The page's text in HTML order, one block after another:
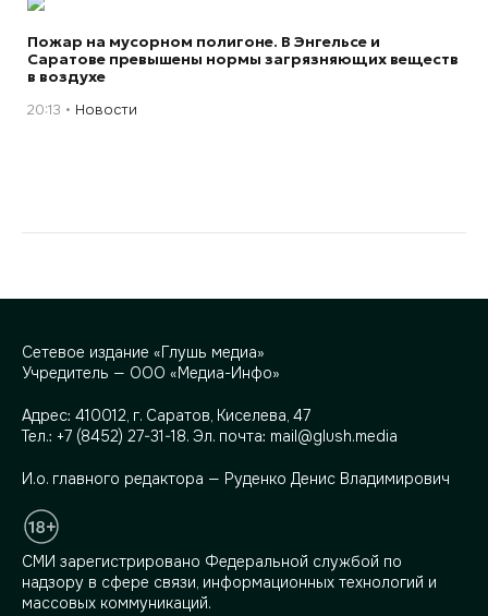
Пожар на мусорном полигоне. В Энгельсе и
Саратове превышены нормы загрязняющих веществ
в воздухе
20:13 Новости
Сетевое издание «Глушь медиа»
Учредитель — ООО «Медиа-Инфо»
Адрес: 410012, г. Саратов, Киселева, 47
Тел.: +7 (8452) 27-31-18. Эл. почта: mail@glush.media
И.о. главного редактора — Руденко Денис Владимирович
СМИ зарегистрировано Федеральной службой по
надзору в сфере связи, информационных технологий и
массовых коммуникаций.